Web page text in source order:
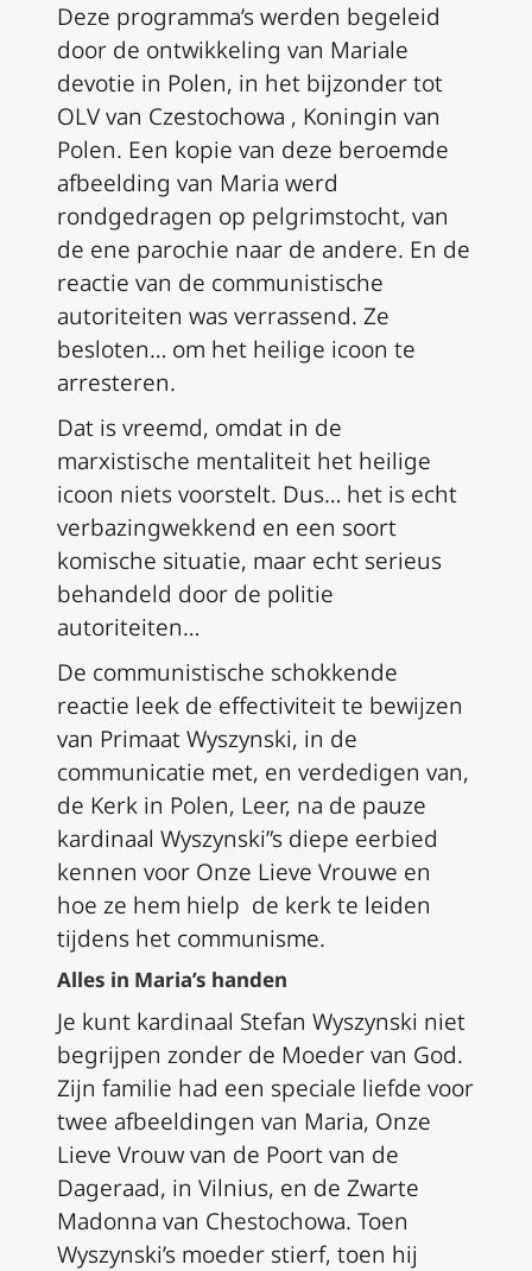
Deze programma’s werden begeleid
door de ontwikkeling van Mariale
devotie in Polen, in het bijzonder tot
OLV van Czestochowa , Koningin van
Polen. Een kopie van deze beroemde
afbeelding van Maria werd
rondgedragen op pelgrimstocht, van
de ene parochie naar de andere. En de
reactie van de communistische
autoriteiten was verrassend. Ze
besloten… om het heilige icoon te
arresteren.
Dat is vreemd, omdat in de
marxistische mentaliteit het heilige
icoon niets voorstelt. Dus… het is echt
verbazingwekkend en een soort
komische situatie, maar echt serieus
behandeld door de politie
autoriteiten…
De communistische schokkende
reactie leek de effectiviteit te bewijzen
van Primaat Wyszynski, in de
communicatie met, en verdedigen van,
de Kerk in Polen, Leer, na de pauze
kardinaal Wyszynski”s diepe eerbied
kennen voor Onze Lieve Vrouwe en
hoe ze hem hielp de kerk te leiden
tijdens het communisme.
Alles in Maria’s handen
Je kunt kardinaal Stefan Wyszynski niet
begrijpen zonder de Moeder van God.
Zijn familie had een speciale liefde voor
twee afbeeldingen van Maria, Onze
Lieve Vrouw van de Poort van de
Dageraad, in Vilnius, en de Zwarte
Madonna van Chestochowa. Toen
Wyszynski’s moeder stierf, toen hij